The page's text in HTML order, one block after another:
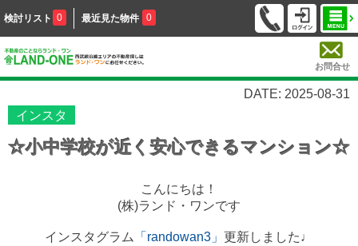
検討リスト 0 最近見た物件 0
お問合せ
DATE: 2025-08-31
インスタ
☆小中学校が近く安心できるマンション☆
こんにちは！
(株)ランド・ワンです
インスタグラム 「randowan3」 更新しました♩